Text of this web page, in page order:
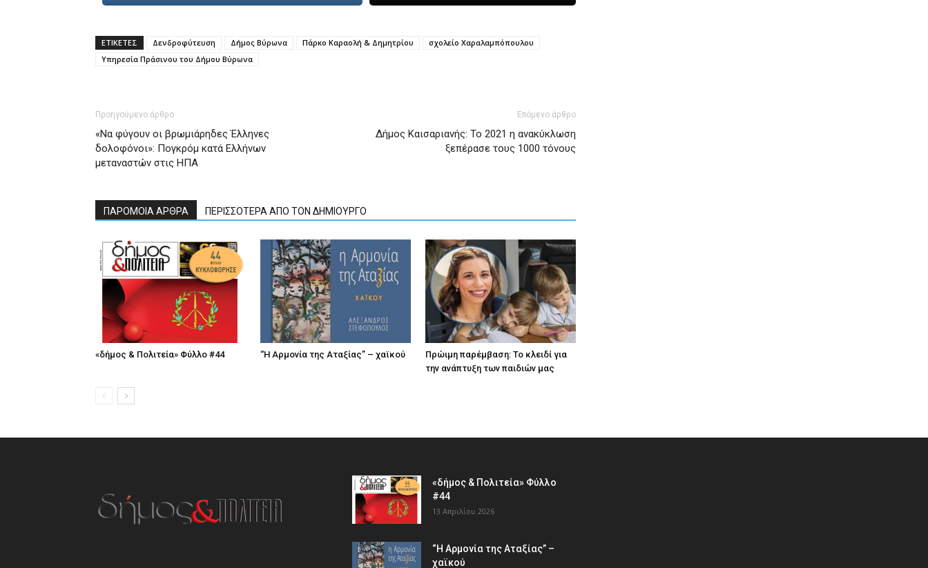
ΕΤΙΚΕΤΕΣ Δενδροφύτευση Δήμος Βύρωνα Πάρκο Καραολή & Δημητρίου
σχολείο Χαραλαμπόπουλου
Υπηρεσία Πράσινου του Δήμου Βύρωνα
Προηγούμενο άρθρο
«Να φύγουν οι βρωμιάρηδες Έλληνες
δολοφόνοι»: Πογκρόμ κατά Ελλήνων
μεταναστών στις ΗΠΑ
Επόμενο άρθρο
Δήμος Καισαριανής: Το 2021 η ανακύκλωση
ξεπέρασε τους 1000 τόνους
ΠΑΡΟΜΟΙΑ ΑΡΘΡΑ ΠΕΡΙΣΣΟΤΕΡΑ ΑΠΟ ΤΟΝ ΔΗΜΙΟΥΡΓΟ
«δήμος & Πολιτεία» Φύλλο #44 “Η Αρμονία της Αταξίας” – χαϊκού
Πρώιμη παρέμβαση: Το κλειδί για
την ανάπτυξη των παιδιών µας
«δήμος & Πολιτεία» Φύλλο
#44
13 Απριλίου 2026
“Η Αρμονία της Αταξίας” –
χαϊκού